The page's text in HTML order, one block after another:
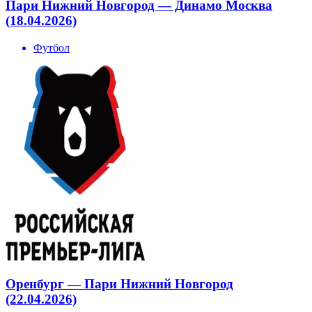
Пари Нижний Новгород — Динамо Москва
(18.04.2026)
Футбол
Оренбург — Пари Нижний Новгород
(22.04.2026)